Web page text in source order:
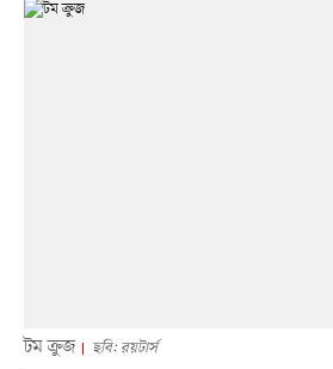
টম ক্রুজ ছবি: রয়টার্স